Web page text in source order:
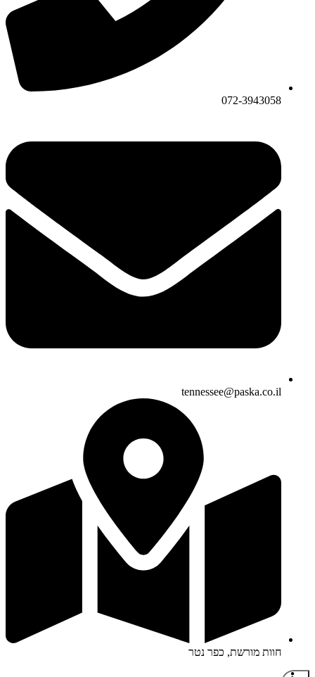
072-3943058
tennessee@paska.co.il
חוות מורשת, כפר נטר